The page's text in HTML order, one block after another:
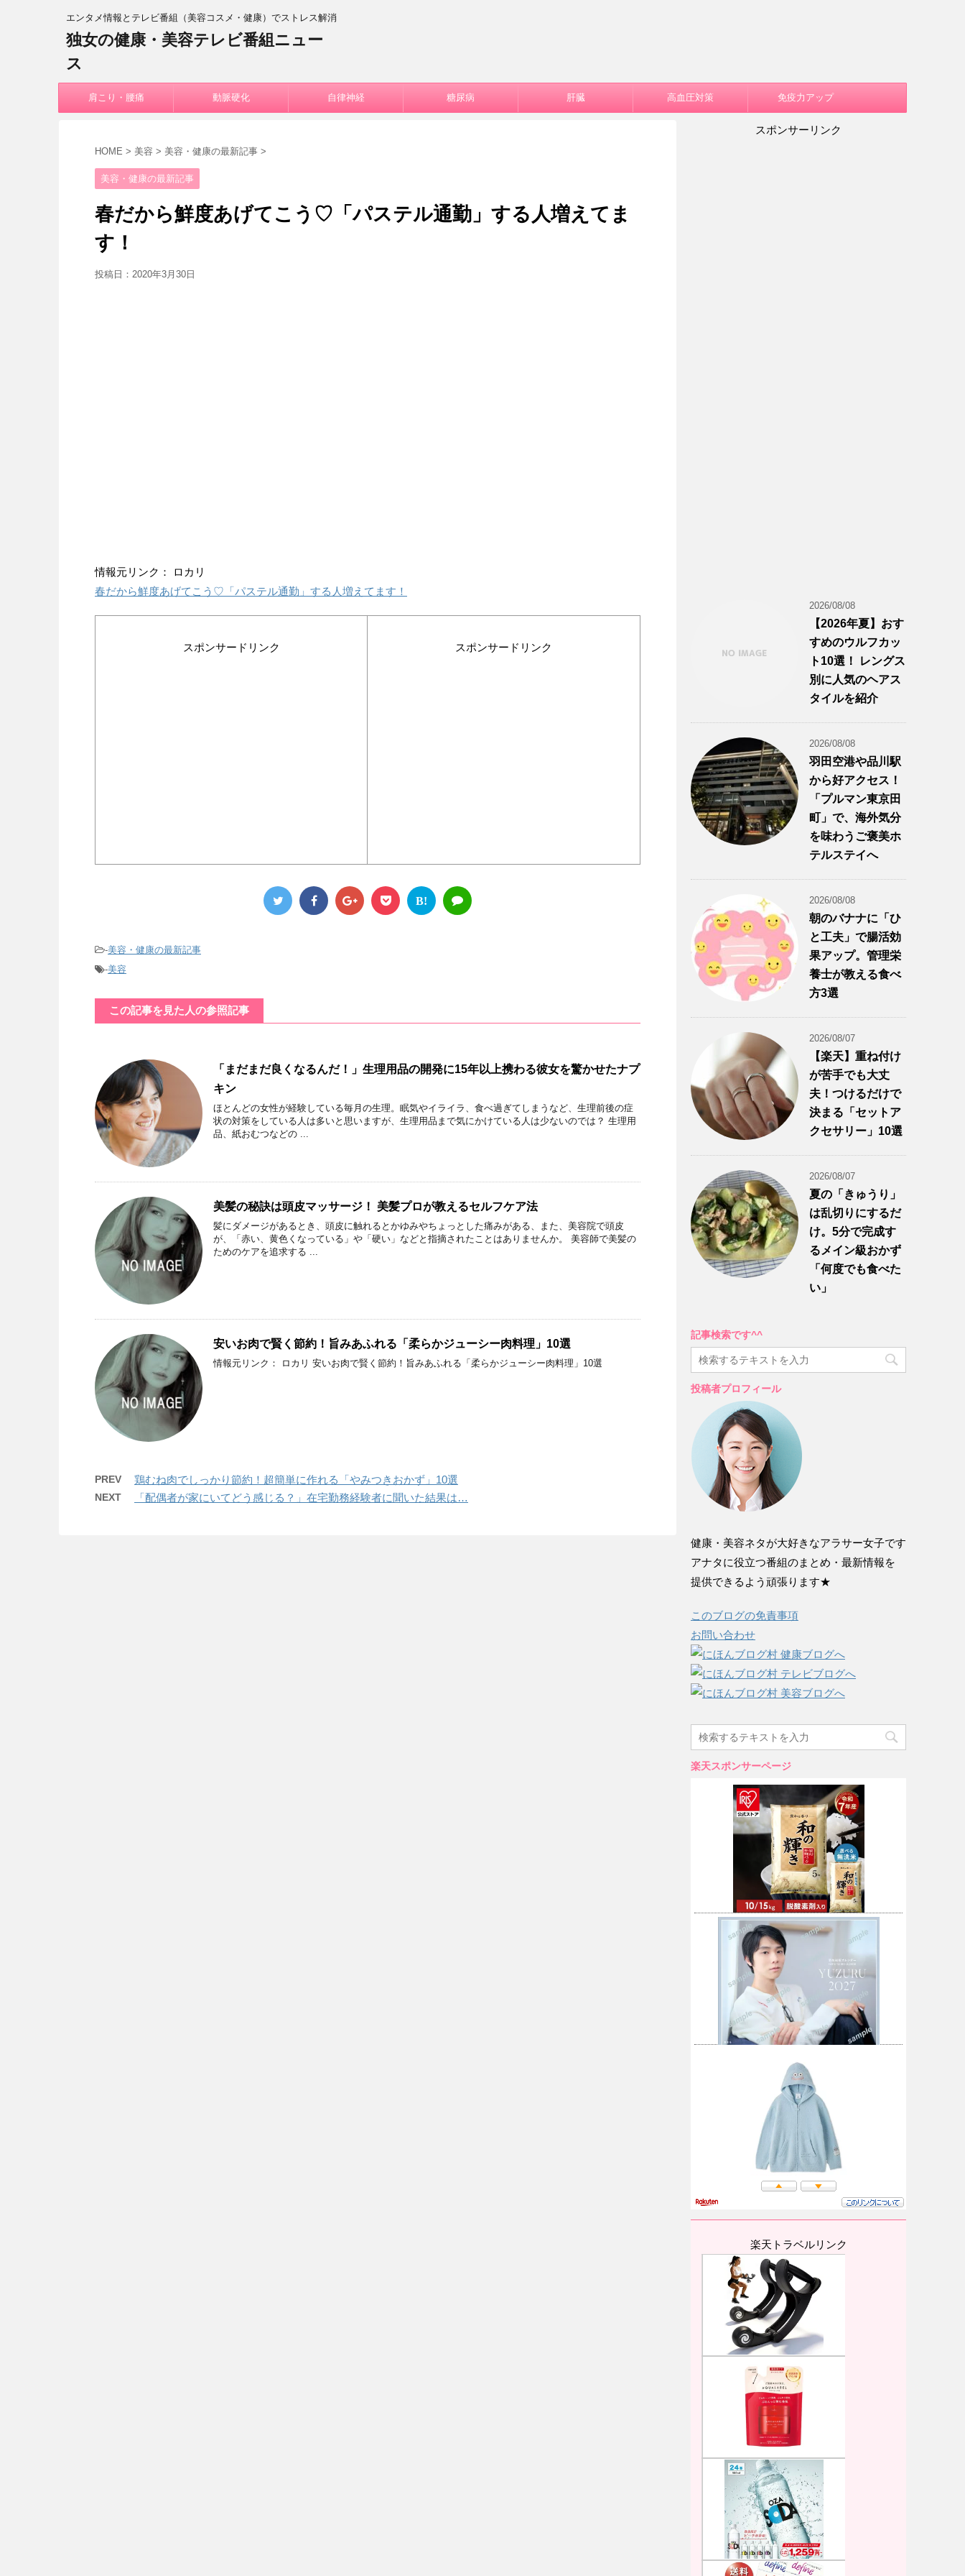
エンタメ情報とテレビ番組（美容コスメ・健康）でストレス解消
独女の健康・美容テレビ番組ニュー
ス
肩こり・腰痛 動脈硬化 自律神経 糖尿病 肝臓 高血圧対策 免疫力アップ
HOME > 美容 > 美容・健康の最新記事 >
美容・健康の最新記事
春だから鮮度あげてこう♡「パステル通勤」する人増えてま
す！
投稿日： 2020年3月30日
情報元リンク： ロカリ
春だから鮮度あげてこう♡「パステル通勤」する人増えてます！
スポンサードリンク スポンサードリンク
B!
-美容・健康の最新記事
-美容
この記事を見た人の参照記事
「まだまだ良くなるんだ！」生理用品の開発に15年以上携わる彼女を驚かせたナプ
キン
ほとんどの女性が経験している毎月の生理。眠気やイライラ、食べ過ぎてしまうなど、生理前後の症
状の対策をしている人は多いと思いますが、生理用品まで気にかけている人は少ないのでは？ 生理用
品、紙おむつなどの ...
美髪の秘訣は頭皮マッサージ！ 美髪プロが教えるセルフケア法
髪にダメージがあるとき、頭皮に触れるとかゆみやちょっとした痛みがある、また、美容院で頭皮
が、「赤い、黄色くなっている」や「硬い」などと指摘されたことはありませんか。 美容師で美髪の
ためのケアを追求する ...
安いお肉で賢く節約！旨みあふれる「柔らかジューシー肉料理」10選
情報元リンク： ロカリ 安いお肉で賢く節約！旨みあふれる「柔らかジューシー肉料理」10選
PREV 鶏むね肉でしっかり節約！超簡単に作れる「やみつきおかず」10選
NEXT 「配偶者が家にいてどう感じる？」在宅勤務経験者に聞いた結果は…
スポンサーリンク
2026/08/08
【2026年夏】おす
すめのウルフカッ
ト10選！ レングス
別に人気のヘアス
タイルを紹介
2026/08/08
羽田空港や品川駅
から好アクセス！
「プルマン東京田
町」で、海外気分
を味わうご褒美ホ
テルステイへ
2026/08/08
朝のバナナに「ひ
と工夫」で腸活効
果アップ。管理栄
養士が教える食べ
方3選
2026/08/07
【楽天】重ね付け
が苦手でも大丈
夫！つけるだけで
決まる「セットア
クセサリー」10選
2026/08/07
夏の「きゅうり」
は乱切りにするだ
け。5分で完成す
るメイン級おかず
「何度でも食べた
い」
記事検索です^^
投稿者プロフィール
健康・美容ネタが大好きなアラサー女子です
アナタに役立つ番組のまとめ・最新情報を
提供できるよう頑張ります★
このブログの免責事項
お問い合わせ
楽天スポンサーページ
楽天トラベルリンク